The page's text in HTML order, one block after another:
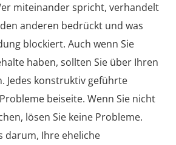
miteinander spricht, verhandelt
anderen bedrückt und was
blockiert. Auch wenn Sie
haben, sollten Sie über Ihren
Jedes konstruktiv geführte
beiseite. Wenn Sie nicht
lösen Sie keine Probleme.
darum, Ihre eheliche